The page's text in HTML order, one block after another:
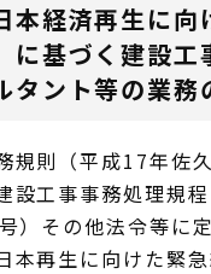
本経済再生に向
に基づく建設工
タント等の業務
規則（平成17年佐
設工事事務処理規
）その他法令等に
本再生に向けた緊